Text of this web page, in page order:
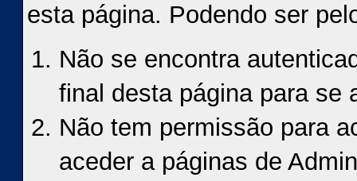
esta página. Podendo ser
Não se encontra
final desta página para se
Não tem permissão para
aceder a páginas de